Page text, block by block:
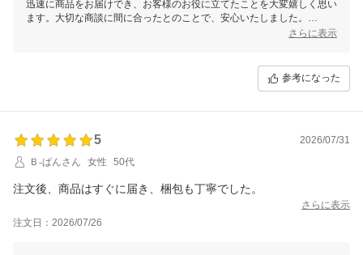
迅速に商品をお届けでき、お客様のお役に立てたことを大変嬉しく思い
ます。大切な商談に間に合ったとのことで、安心いたしました。
さらに表示
参考になった
5
2026/07/31
Ｂ-ぱんさん
女性 50代
注文後、商品はすぐに届き、梱包も丁寧でした。
さらに表示
注文日：2026/07/26